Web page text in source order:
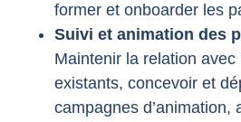
former et onboarder les
Suivi et animation des
Maintenir la relation
existants, concevoir et
campagnes d’animation,